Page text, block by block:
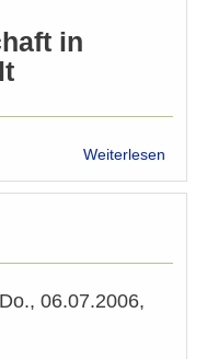
in
Weiterlesen
Al-
über
Do., 06.07.2006,